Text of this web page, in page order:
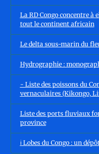
La RD Congo concentre à
tout le continent africain
Le delta sous-marin du
Hydrographie :
- Liste des poissons du
vernaculaires (Kikongo,
Liste des ports fluviaux
province
ℹ️ Lobes du Congo : un